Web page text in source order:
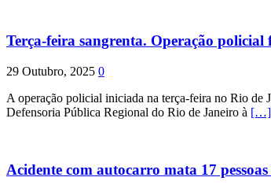
Terça-feira sangrenta. Operação
29 Outubro, 2025 0
A operação policial iniciada na terça-feira no Rio de
Defensoria Pública Regional do Rio de Janeiro à […]
Acidente com autocarro mata 17